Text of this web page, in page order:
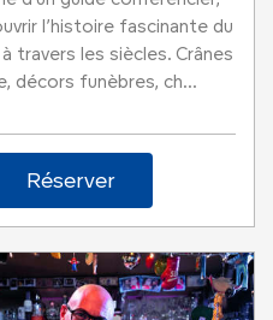
l’histoire fascinante du
travers les siècles. Crânes
décors funèbres, ch...
Réserver